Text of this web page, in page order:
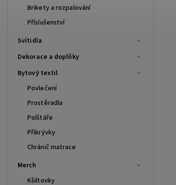
Brikety a rozpalování
Příslušenství
Svítidla
Dekorace a doplňky
Bytový textil
Povlečení
Prostěradla
Polštáře
Přikrývky
Chránič matrace
Merch
Kšiltovky